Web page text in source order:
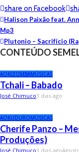
share on Facebook
Halison Paixão feat.
Mp3
Plutonio – Sacrifício
CONTEÚDO
AOKIZOMBAMÚSICAS
Tchali – Babado
José Chimuco3 dias ago
AOKUDUROMÚSICAS
Cherife Panzo –
Produções)
José Chimuco3 dias ago